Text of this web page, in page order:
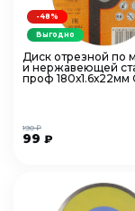
Диск отрезной по
и нержавеющей
проф 180х1.6х22мм
99 ₽
190 ₽
-48%
Выгодно